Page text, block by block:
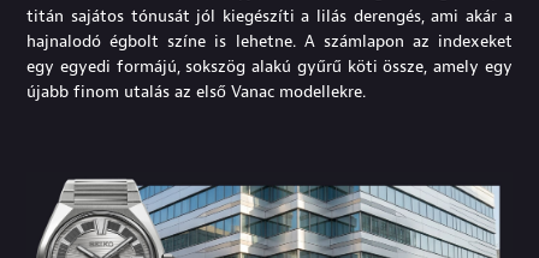
titán sajátos tónusát jól kiegészíti a lilás derengés, ami akár a
hajnalodó égbolt színe is lehetne. A számlapon az indexeket
egy egyedi formájú, sokszög alakú gyűrű köti össze, amely egy
újabb finom utalás az első Vanac modellekre.